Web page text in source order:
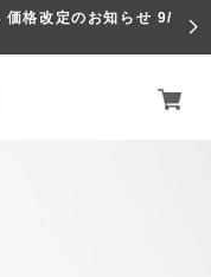
格改定のお知らせ 9/